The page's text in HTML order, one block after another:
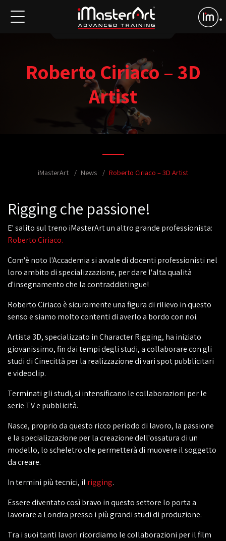
Roberto Ciriaco – 3D
Artist
iMasterArt News Roberto Ciriaco – 3D Artist
Rigging che passione!
E' salito sul treno iMasterArt un altro grande professionista:
Roberto Ciriaco.
Com'è noto l'Accademia si avvale di docenti professionisti nel
loro ambito di specializzazione, per dare l'alta qualità
d'insegnamento che la contraddistingue!
Roberto Ciriaco è sicuramente una figura di rilievo in questo
senso e siamo molto contenti di averlo a bordo con noi.
Artista 3D, specializzato in Character Rigging, ha iniziato
giovanissimo, fin dai tempi degli studi, a collaborare con gli
studi di Cinecittà per la realizzazione di vari spot pubblicitari
e videoclip.
Terminati gli studi, si intensificano le collaborazioni per le
serie TV e pubblicità.
Nasce, proprio da questo ricco periodo di lavoro, la passione
e la specializzazione per la creazione dell'ossatura di un
modello, lo scheletro che permetterà di muovere il soggetto
da creare.
In termini più tecnici, il rigging.
Essere diventato così bravo in questo settore lo porta a
lavorare a Londra presso i più grandi studi di produzione.
Tra i suoi tanti lavori ricordiamo le collaborazioni per il film